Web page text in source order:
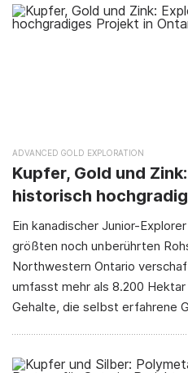
ADVANCED GOLD EXPLORATION
Kupfer, Gold und
historisch
Ein kanadischer Junior-
größten noch unberührten
Northwestern Ontario
umfasst mehr als 8.200
Gehalte, die selbst erfahrene